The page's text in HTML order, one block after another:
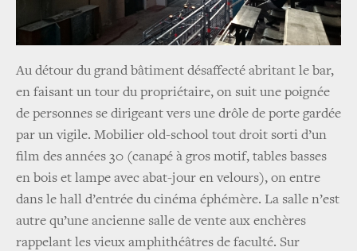
Au détour du grand bâtiment désaffecté abritant le bar,
en faisant un tour du propriétaire, on suit une poignée
de personnes se dirigeant vers une drôle de porte gardée
par un vigile. Mobilier old-school tout droit sorti d’un
film des années 30 (canapé à gros motif, tables basses
en bois et lampe avec abat-jour en velours), on entre
dans le hall d’entrée du cinéma éphémère. La salle n’est
autre qu’une ancienne salle de vente aux enchères
rappelant les vieux amphithéâtres de faculté. Sur